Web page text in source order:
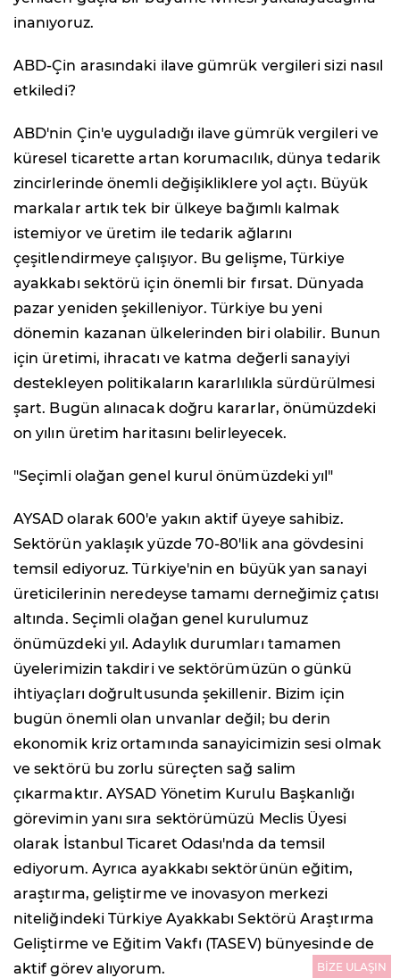
inanıyoruz.
ABD-Çin arasındaki ilave gümrük vergileri sizi nasıl
etkiledi?
ABD'nin Çin'e uyguladığı ilave gümrük vergileri ve
küresel ticarette artan korumacılık, dünya tedarik
zincirlerinde önemli değişikliklere yol açtı. Büyük
markalar artık tek bir ülkeye bağımlı kalmak
istemiyor ve üretim ile tedarik ağlarını
çeşitlendirmeye çalışıyor. Bu gelişme, Türkiye
ayakkabı sektörü için önemli bir fırsat. Dünyada
pazar yeniden şekilleniyor. Türkiye bu yeni
dönemin kazanan ülkelerinden biri olabilir. Bunun
için üretimi, ihracatı ve katma değerli sanayiyi
destekleyen politikaların kararlılıkla sürdürülmesi
şart. Bugün alınacak doğru kararlar, önümüzdeki
on yılın üretim haritasını belirleyecek.
"Seçimli olağan genel kurul önümüzdeki yıl"
AYSAD olarak 600'e yakın aktif üyeye sahibiz.
Sektörün yaklaşık yüzde 70-80'lik ana gövdesini
temsil ediyoruz. Türkiye'nin en büyük yan sanayi
üreticilerinin neredeyse tamamı derneğimiz çatısı
altında. Seçimli olağan genel kurulumuz
önümüzdeki yıl. Adaylık durumları tamamen
üyelerimizin takdiri ve sektörümüzün o günkü
ihtiyaçları doğrultusunda şekillenir. Bizim için
bugün önemli olan unvanlar değil; bu derin
ekonomik kriz ortamında sanayicimizin sesi olmak
ve sektörü bu zorlu süreçten sağ salim
çıkarmaktır. AYSAD Yönetim Kurulu Başkanlığı
görevimin yanı sıra sektörümüzü Meclis Üyesi
olarak İstanbul Ticaret Odası'nda da temsil
ediyorum. Ayrıca ayakkabı sektörünün eğitim,
araştırma, geliştirme ve inovasyon merkezi
niteliğindeki Türkiye Ayakkabı Sektörü Araştırma
Geliştirme ve Eğitim Vakfı (TASEV) bünyesinde de
aktif görev alıyorum.
BİZE ULAŞIN